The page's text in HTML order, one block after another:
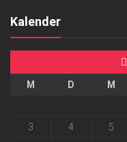
Kalender
M D M
3
4 5